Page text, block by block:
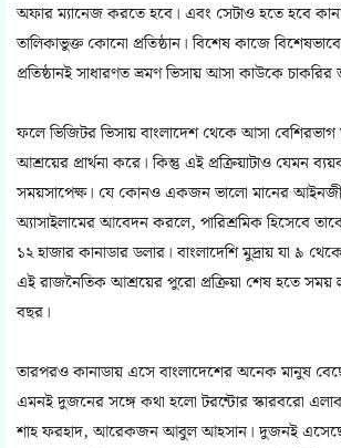
অফার ম্যানেজ করতে হবে। এবং সেটাও হতে হবে
তালিকাভুক্ত কোনো প্রতিষ্ঠান। বিশেষ কাজে
প্রতিষ্ঠানই সাধারণত ভ্রমণ ভিসায় আসা কাউকে
ফলে ভিজিটর ভিসায় বাংলাদেশ থেকে আসা
আশ্রয়ের প্রার্থনা করে। কিন্তু এই প্রক্রিয়াটাও যেমন
সময়সাপেক্ষ। যে কোনও একজন ভালো মানের
অ্যাসাইলামের আবেদন করলে, পারিশ্রমিক হিসেবে
১২ হাজার কানাডার ডলার। বাংলাদেশি মুদ্রায় যা ৯
এই রাজনৈতিক আশ্রয়ের পুরো প্রক্রিয়া শেষ হতে সময়
বছর।
তারপরও কানাডায় এসে বাংলাদেশের অনেক মানুষ
এমনই দুজনের সঙ্গে কথা হলো টরন্টোর স্কারবরো
শাহ ফরহাদ, আরেকজন আবুল আহসান। দুজনই